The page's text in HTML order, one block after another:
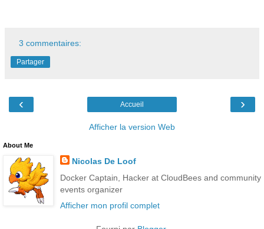
3 commentaires:
Partager
‹ ›
Accueil
Afficher la version Web
About Me
Nicolas De Loof
Docker Captain, Hacker at CloudBees and community
events organizer
Afficher mon profil complet